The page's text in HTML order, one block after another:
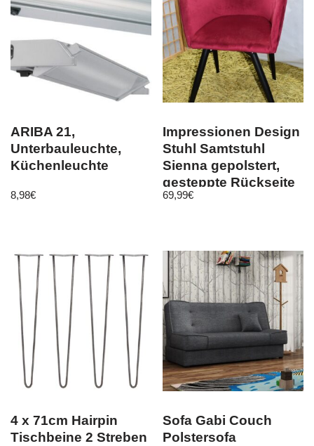
ARIBA 21,
Unterbauleuchte,
Küchenleuchte
8,98€
Impressionen Design
Stuhl Samtstuhl
Sienna gepolstert,
gesteppte Rückseite
rot
69,99€
4 x 71cm Hairpin
Tischbeine 2 Streben
Sofa Gabi Couch
Polstersofa